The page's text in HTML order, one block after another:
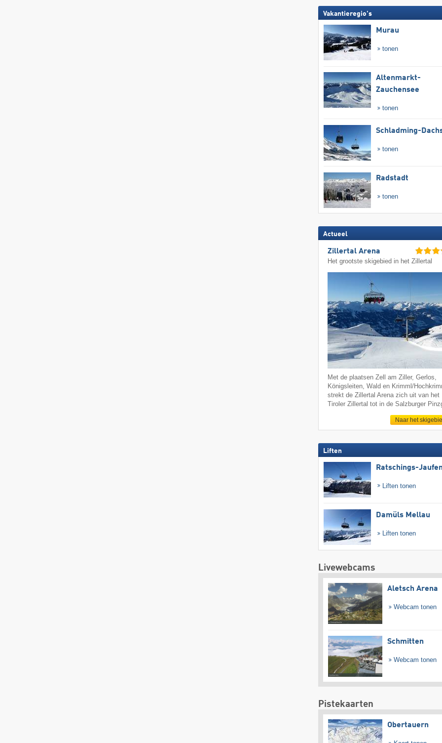
Vakantieregio's
Murau
tonen
Altenmarkt-
Zauchensee
tonen
Schladming-
tonen
Radstadt
tonen
Actueel
Zillertal Arena
Het grootste skigebied in het Zillertal
Met de plaatsen Zell am Ziller, Gerlos,
Königsleiten, Wald en Krimml/
strekt de Zillertal Arena zich uit van het
Tiroler Zillertal tot in de Salzburger
Naar het
Liften
Ratschings-
Liften tonen
Damüls Mellau
Liften tonen
Livewebcams
Aletsch Arena
Webcam tonen
Schmitten
Webcam tonen
Pistekaarten
Obertauern